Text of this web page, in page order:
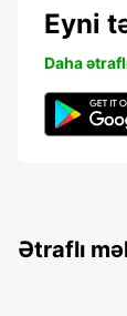
Eyni
Daha
Ətraflı